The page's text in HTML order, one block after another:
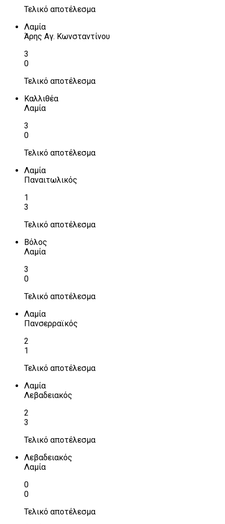
Τελικό αποτέλεσμα
Λαμία
Άρης Αγ. Κωνσταντίνου
3
0
Τελικό αποτέλεσμα
Καλλιθέα
Λαμία
3
0
Τελικό αποτέλεσμα
Λαμία
Παναιτωλικός
1
3
Τελικό αποτέλεσμα
Βόλος
Λαμία
3
0
Τελικό αποτέλεσμα
Λαμία
Πανσερραϊκός
2
1
Τελικό αποτέλεσμα
Λαμία
Λεβαδειακός
2
3
Τελικό αποτέλεσμα
Λεβαδειακός
Λαμία
0
0
Τελικό αποτέλεσμα